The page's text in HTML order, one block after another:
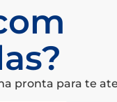
pronta para te